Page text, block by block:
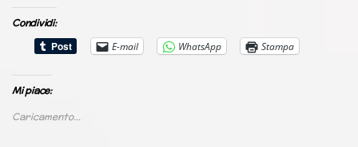
Condividi:
E-mail
WhatsApp Stampa
Mi piace:
Caricamento...